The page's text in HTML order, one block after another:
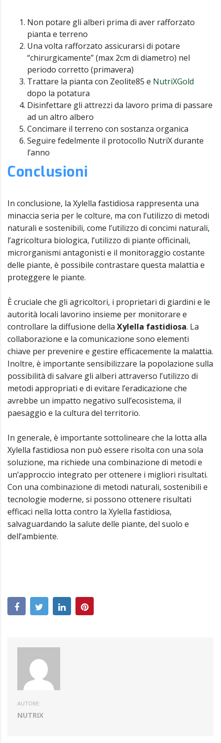
Non potare gli alberi prima di aver rafforzato
pianta e terreno
Una volta rafforzato assicurarsi di potare
“chirurgicamente” (max 2cm di diametro) nel
periodo corretto (primavera)
Trattare la pianta con Zeolite85 e NutriXGold
dopo la potatura
Disinfettare gli attrezzi da lavoro prima di passare
ad un altro albero
Concimare il terreno con sostanza organica
Seguire fedelmente il protocollo NutriX durante
l’anno
Conclusioni
In conclusione, la Xylella fastidiosa rappresenta una
minaccia seria per le colture, ma con l’utilizzo di metodi
naturali e sostenibili, come l’utilizzo di concimi naturali,
l’agricoltura biologica, l’utilizzo di piante officinali,
microrganismi antagonisti e il monitoraggio costante
delle piante, è possibile contrastare questa malattia e
proteggere le piante.
È cruciale che gli agricoltori, i proprietari di giardini e le
autorità locali lavorino insieme per monitorare e
controllare la diffusione della Xylella fastidiosa. La
collaborazione e la comunicazione sono elementi
chiave per prevenire e gestire efficacemente la malattia.
Inoltre, è importante sensibilizzare la popolazione sulla
possibilità di salvare gli alberi attraverso l’utilizzo di
metodi appropriati e di evitare l’eradicazione che
avrebbe un impatto negativo sull’ecosistema, il
paesaggio e la cultura del territorio.
In generale, è importante sottolineare che la lotta alla
Xylella fastidiosa non può essere risolta con una sola
soluzione, ma richiede una combinazione di metodi e
un’approccio integrato per ottenere i migliori risultati.
Con una combinazione di metodi naturali, sostenibili e
tecnologie moderne, si possono ottenere risultati
efficaci nella lotta contro la Xylella fastidiosa,
salvaguardando la salute delle piante, del suolo e
dell’ambiente.
AUTORE:
NUTRIX